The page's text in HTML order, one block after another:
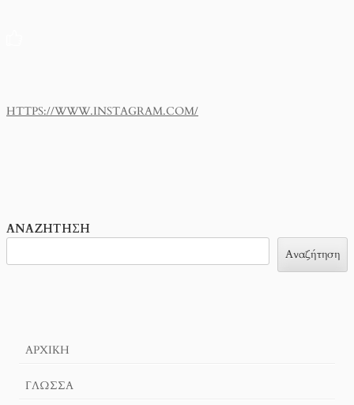
HTTPS://WWW.INSTAGRAM.COM/
ΑΝΑΖΉΤΗΣΗ
Αναζήτηση
ΑΡΧΙΚΉ
ΓΛΏΣΣΑ